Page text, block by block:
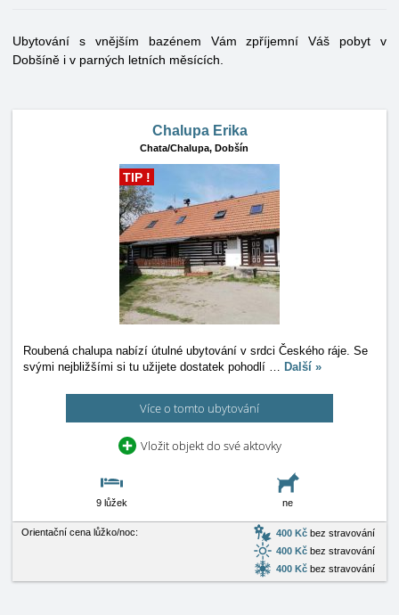
Ubytování s vnějším bazénem Vám zpříjemní Váš pobyt v
Dobšíně i v parných letních měsících.
Chalupa Erika
Chata/Chalupa, Dobšín
TIP !
Roubená chalupa nabízí útulné ubytování v srdci Českého ráje. Se
svými nejbližšími si tu užijete dostatek pohodlí … Další »
Více o tomto ubytování
Vložit objekt do své aktovky
9 lůžek ne
Orientační cena lůžko/noc: 400 Kč bez stravování
400 Kč bez stravování
400 Kč bez stravování